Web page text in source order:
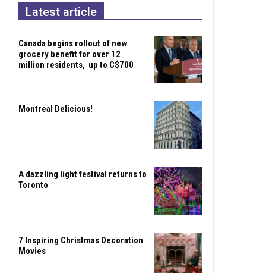
Latest article
Canada begins rollout of new
grocery benefit for over 12
million residents, up to C$700
Montreal Delicious!
A dazzling light festival returns to
Toronto
7 Inspiring Christmas Decoration
Movies